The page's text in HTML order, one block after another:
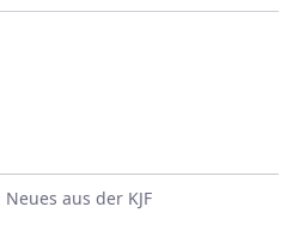
Neues aus der KJF